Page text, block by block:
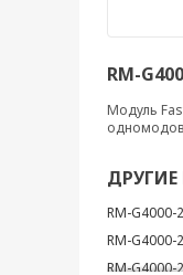
RM-
Модуль
RM-G4000-
RM-G4000-
RM-G4000-